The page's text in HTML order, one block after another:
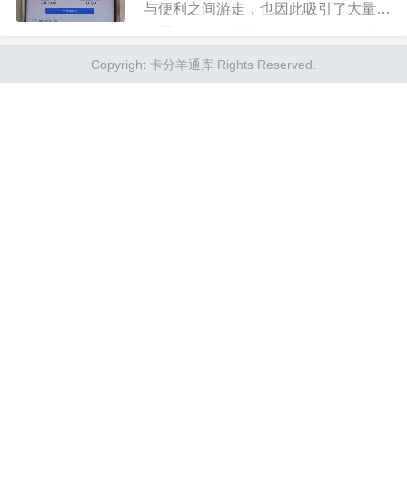
与便利之间游走，也因此吸引了大量试
资回报率的角度看，“套现”的诱惑力毋
庸置疑。传统的投资渠道，如...
Copyright 卡分羊通库 Rights Reserved.